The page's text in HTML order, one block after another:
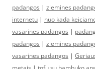
padangos | ziemines
internetu | nuo kada
vasarines padangos |
padangos | ziemines
vasarines padangos |